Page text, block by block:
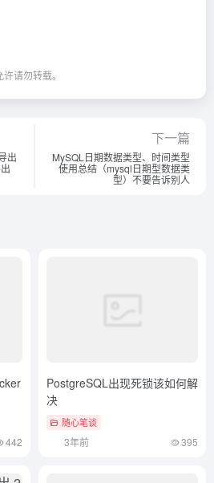
请勿转载。
出
下一篇
MySQL日期数据类型、时间类型
使用总结（mysql日期型数据类
型）不要告诉别人
442
PostgreSQL出现死锁该如何解
决
随心笔谈
3年前 395